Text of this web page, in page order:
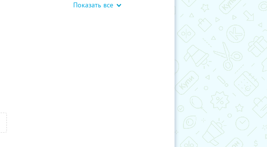
Показать все